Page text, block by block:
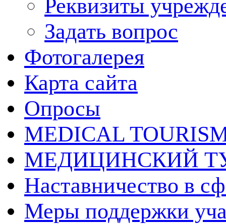
Реквизиты
Задать вопрос
Фотогалерея
Карта сайта
Опросы
MEDICAL
МЕДИЦИНСКИЙ
Наставничество в
Меры поддержки